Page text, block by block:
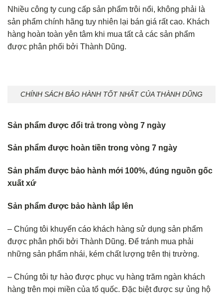
Nhiều công ty cung cấp sản phẩm trôi nổi, không phải là
sản phẩm chính hãng tuy nhiên lại bán giá rất cao. Khách
hàng hoàn toàn yên tâm khi mua tất cả các sản phẩm
được phân phối bởi Thành Dũng.
CHÍNH SÁCH BẢO HÀNH TỐT NHẤT CỦA THÀNH DŨNG
Sản phẩm được đổi trả trong vòng 7 ngày
Sản phẩm được hoàn tiền trong vòng 7 ngày
Sản phẩm được bảo hành mới 100%, đúng nguồn gốc
xuất xứ
Sản phẩm được bảo hành lắp lên
– Chúng tôi khuyến cáo khách hàng sử dụng sản phẩm
được phân phối bởi Thành Dũng. Để tránh mua phải
những sản phẩm nhái, kém chất lượng trên thị trường.
– Chúng tôi tự hào được phục vụ hàng trăm ngàn khách
hàng trên mọi miền của tổ quốc. Đặc biệt được sự ủng hộ